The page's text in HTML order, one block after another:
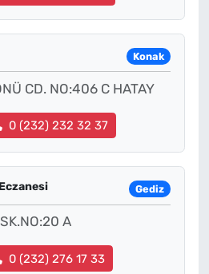
Konak
CD. NO:406 C HATAY
0 (232) 232 32 37
Gediz
A
0 (232) 276 17 33